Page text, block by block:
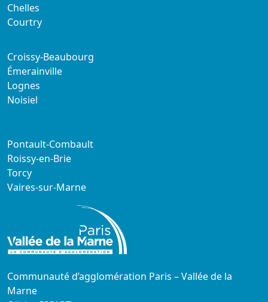
Chelles
Courtry
Croissy-Beaubourg
Émerainville
Lognes
Noisiel
Pontault-Combault
Roissy-en-Brie
Torcy
Vaires-sur-Marne
Communauté d’agglomération Paris – Vallée de la
Marne